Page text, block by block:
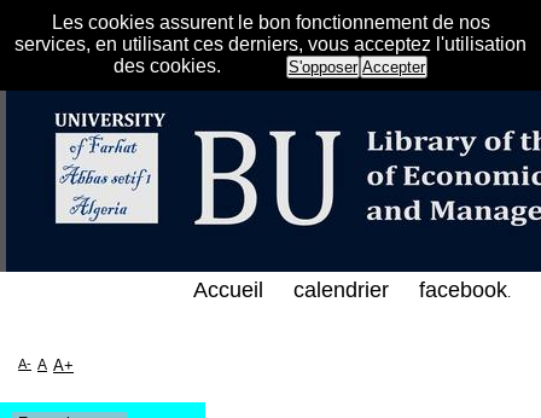
Les cookies assurent le bon fonctionnement de nos
services, en utilisant ces derniers, vous acceptez l'utilisation
des cookies.
S'opposer Accepter
الإلكتروني على الخط المباشر لمكتبة كلية
Accueil calendrier facebook.
A- A A+